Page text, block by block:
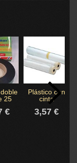
25
€
Plástico con
cinta
3,57 €